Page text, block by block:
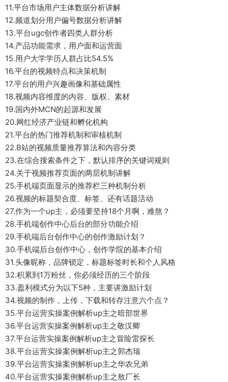
11.平台市场用户主体数据分析讲解
12.频道划分用户偏号数据分析讲解
13.平台ugc创作者四类人群分析
14.产品功能需求，用户面和运营面
15.用户大学学历人群占比54.5%
16.平台的视频特点和决策机制
17.平台的用户兴趣画像和基础属性
18.视频内容维度的内容、版权、素材
19.国内外MCN的起源和发展
20.网红经济产业链和孵化机构
21.平台的热门推荐机制和审核机制
22.B站的视频质量推荐算法和内容分类
23.在综合搜索条件之下，默认排序的关键词规则
24.关于视频推荐页面的两层机制讲解
25.手机端页面显示的推荐栏三种机制分析
26.视频的标题契合度、标签、还有话题活动
27.作为一个up主，必须要坚持18个月啊，难熬？
28.手机端创作中心后台的部分功能介绍
29.手机端后台创作中心的创作激励计划？
30.手机端后台创作中心，创作学院的基本介绍
31.头像昵称，品牌锁定，标题标签时长和个人风格
32.积累到1万粉丝，你必须经历的三个阶段
33.盈利模式分为以下5种，主要讲激励计划
34.视频的制作，上传，下载和转存注意六个点？
35.平台运营实操案例解析up主之暗部世界
36.平台运营实操案例解析up主之敬汉卿
37.平台运营实操案例解析up主之冒险雷探长
38.平台运营实操案例解析up主之郭杰瑞
39.平台运营实操案例解析up主之华农兄弟
40.平台运营实操案例解析up主之敖厂长